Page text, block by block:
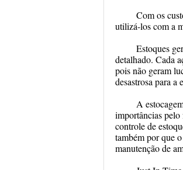
Com os
utilizá-los com a
Estoques
detalhado. Cada
pois não geram
desastrosa para a
A
importâncias pelo
controle de
também por que
manutenção de